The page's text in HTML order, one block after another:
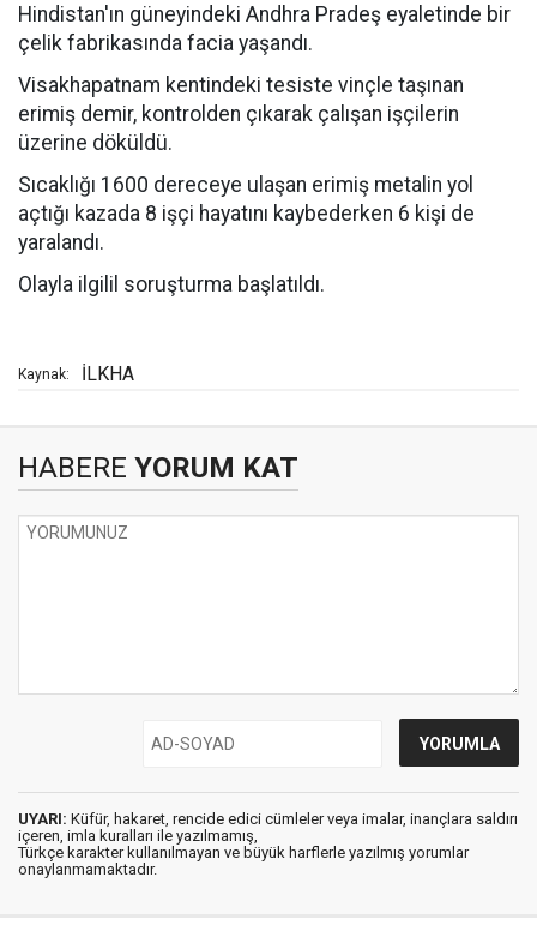
Hindistan'ın güneyindeki Andhra Pradeş eyaletinde bir
çelik fabrikasında facia yaşandı.
Visakhapatnam kentindeki tesiste vinçle taşınan
erimiş demir, kontrolden çıkarak çalışan işçilerin
üzerine döküldü.
Sıcaklığı 1600 dereceye ulaşan erimiş metalin yol
açtığı kazada 8 işçi hayatını kaybederken 6 kişi de
yaralandı.
Olayla ilgilil soruşturma başlatıldı.
Kaynak: İLKHA
HABERE YORUM KAT
UYARI: Küfür, hakaret, rencide edici cümleler veya imalar, inançlara saldırı
içeren, imla kuralları ile yazılmamış,
Türkçe karakter kullanılmayan ve büyük harflerle yazılmış yorumlar
onaylanmamaktadır.